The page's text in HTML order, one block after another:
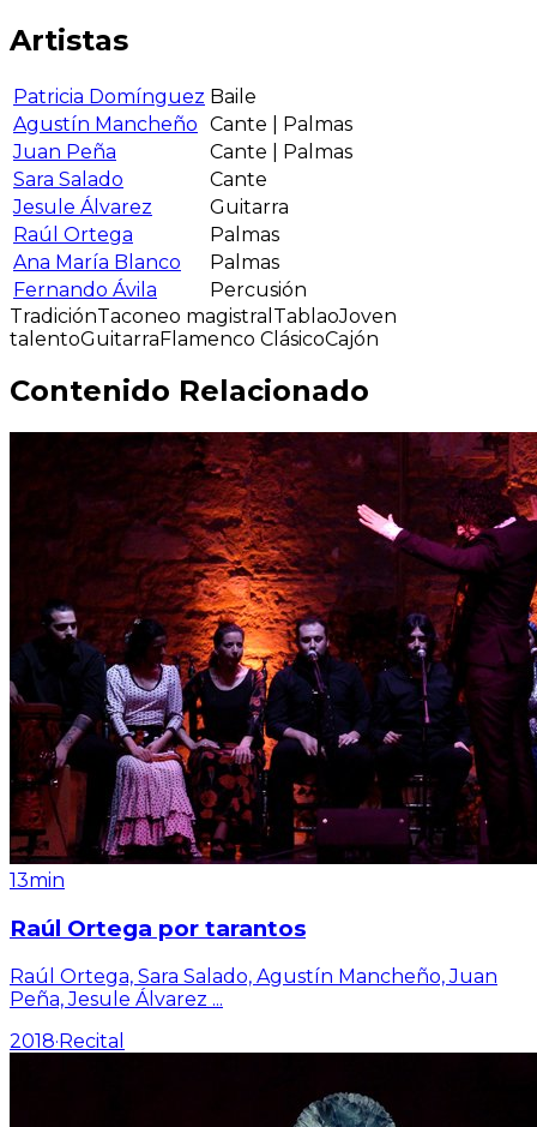
Artistas
Patricia Domínguez Baile
Agustín Mancheño Cante | Palmas
Juan Peña
Cante | Palmas
Sara Salado
Cante
Jesule Álvarez
Guitarra
Raúl Ortega
Palmas
Ana María Blanco
Palmas
Fernando Ávila
Percusión
TradiciónTaconeo magistral TablaoJoven
talentoGuitarraFlamenco ClásicoCajón
Contenido Relacionado
13min
Raúl Ortega por tarantos
Raúl Ortega, Sara Salado, Agustín Mancheño, Juan
Peña, Jesule Álvarez ...
2018·Recital